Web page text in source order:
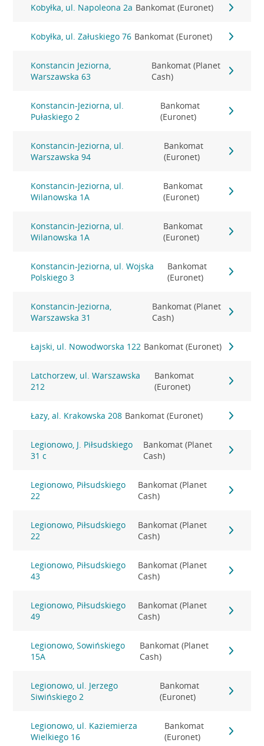
Kobyłka, ul. Napoleona 2a Bankomat (Euronet)
Kobyłka, ul. Załuskiego 76 Bankomat (Euronet)
Konstancin Jeziorna,
Warszawska 63
Bankomat (Planet
Cash)
Konstancin-Jeziorna, ul.
Pułaskiego 2
Bankomat
(Euronet)
Konstancin-Jeziorna, ul.
Warszawska 94
Bankomat
(Euronet)
Konstancin-Jeziorna, ul.
Wilanowska 1A
Bankomat
(Euronet)
Konstancin-Jeziorna, ul.
Wilanowska 1A
Bankomat
(Euronet)
Konstancin-Jeziorna, ul. Wojska
Polskiego 3
Bankomat
(Euronet)
Konstancin-Jeziorna,
Warszawska 31
Bankomat (Planet
Cash)
Łajski, ul. Nowodworska 122 Bankomat (Euronet)
Latchorzew, ul. Warszawska
212
Bankomat
(Euronet)
Łazy, al. Krakowska 208 Bankomat (Euronet)
Legionowo, J. Piłsudskiego
31 c
Bankomat (Planet
Cash)
Legionowo, Piłsudskiego
22
Bankomat (Planet
Cash)
Legionowo, Piłsudskiego
22
Bankomat (Planet
Cash)
Legionowo, Piłsudskiego
43
Bankomat (Planet
Cash)
Legionowo, Piłsudskiego
49
Bankomat (Planet
Cash)
Legionowo, Sowińskiego
15A
Bankomat (Planet
Cash)
Legionowo, ul. Jerzego
Siwińskiego 2
Bankomat
(Euronet)
Legionowo, ul. Kaziemierza
Wielkiego 16
Bankomat
(Euronet)